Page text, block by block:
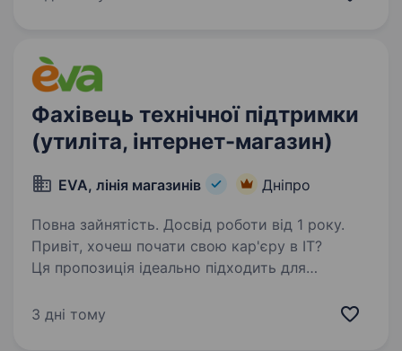
Фахівець технічної підтримки
(утиліта, інтернет-магазин)
EVA, лінія магазинів Дніпро
Повна зайнятість. Досвід роботи від 1 року.
Привіт, хочеш почати свою кар'єру в IT?
Ця пропозиція ідеально підходить для
Відкриваємо пошук на посаду фахівця
3 дні тому